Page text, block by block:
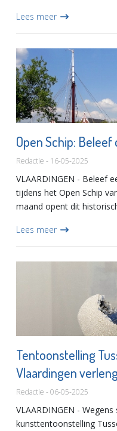
mavo, havo en vwo
Lees meer
Open Schip: Beleef
Redactie - 16-05-2025
VLAARDINGEN - Beleef
tijdens het Open Schip
maand opent dit
ontd...
Lees meer
Tentoonstelling
Vlaardingen
Redactie - 06-05-2025
VLAARDINGEN -
kunsttentoonstelling